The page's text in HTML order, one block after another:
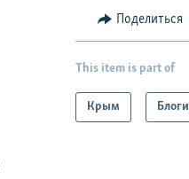
Поделиться
This item is part of
Крым Блоги